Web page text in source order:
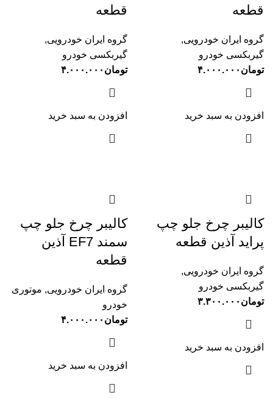
قطعه
گروه ایران خودرویی,
گیربکسی خودرو
تومان ۴.۰۰۰.۰۰۰
افزودن به سبد خرید
قطعه
گروه ایران خودرویی,
گیربکسی خودرو
تومان ۴.۰۰۰.۰۰۰
افزودن به سبد خرید
کالیبر چرخ جلو چپ
پراید آذین قطعه
گروه ایران خودرویی,
گیربکسی خودرو
تومان ۳.۳۰۰.۰۰۰
افزودن به سبد خرید
کالیبر چرخ جلو چپ
سمند EF7 آذین
قطعه
گروه ایران خودرویی, موتوری
خودرو
تومان ۴.۰۰۰.۰۰۰
افزودن به سبد خرید